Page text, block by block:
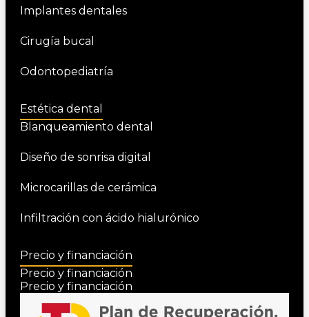
Implantes dentales
Cirugía bucal
Odontopediatría
Estética dental
Blanqueamiento dental
Diseño de sonrisa digital
Microcarillas de cerámica
Infiltración con ácido hialurónico
Precio y financiación
Precio y financiación
Precio y financiación